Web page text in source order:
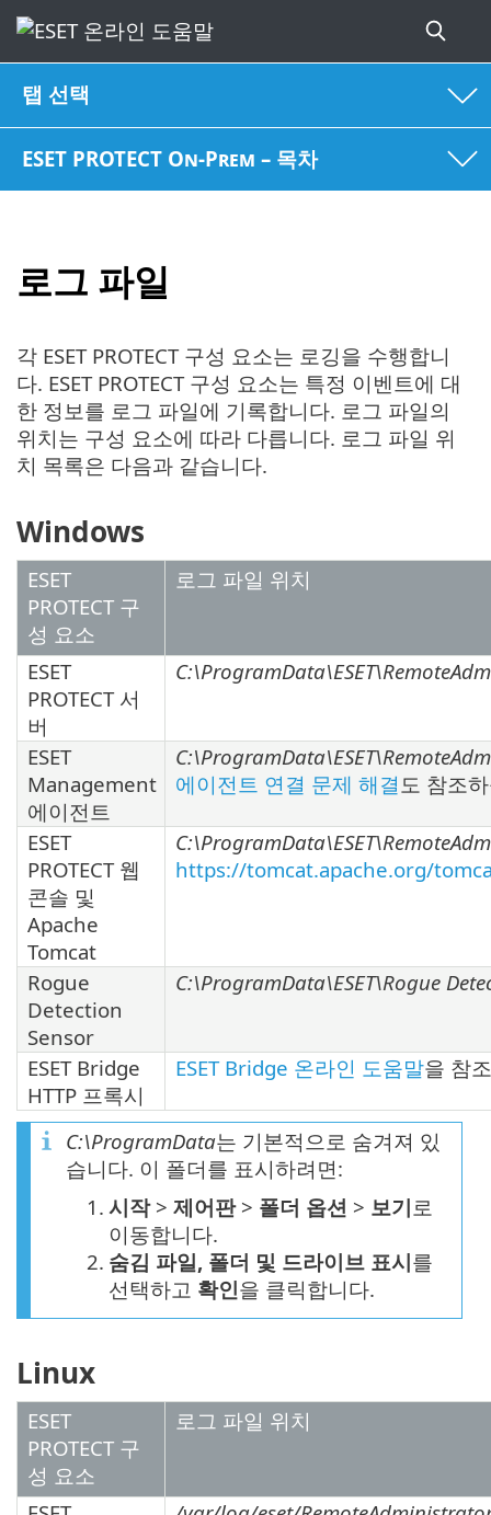
탭 선택
ESET PROTECT On-Prem – 목차
로그 파일
각 ESET PROTECT 구성 요소는 로깅을 수행합니
다. ESET PROTECT 구성 요소는 특정 이벤트에 대
한 정보를 로그 파일에 기록합니다. 로그 파일의
위치는 구성 요소에 따라 다릅니다. 로그 파일 위
치 목록은 다음과 같습니다.
Windows
ESET
PROTECT 구
성 요소
로그 파일 위치
ESET
PROTECT 서
버
ESET
Management
에이전트
에이전트 연결 문제 해결도 참조
ESET
PROTECT 웹
콘솔 및
Apache
Tomcat
https://tomcat.apache.org/
Rogue
Detection
Sensor
C:\ProgramData\ESET\Rogue
ESET Bridge
HTTP 프록시
ESET Bridge 온라인 도움말을 참
C:\ProgramData는 기본적으로 숨겨져 있
습니다. 이 폴더를 표시하려면:
1. 시작> 제어판> 폴더 옵션 > 보기로
이동합니다.
2. 숨김 파일, 폴더 및 드라이브 표시를
선택하고 확인을 클릭합니다.
Linux
ESET
PROTECT 구
성 요소
로그 파일 위치